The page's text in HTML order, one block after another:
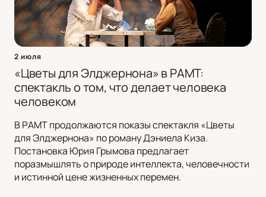
2 июля
«Цветы для Элджернона» в РАМТ:
спектакль о том, что делает человека
человеком
В РАМТ продолжаются показы спектакля «Цветы
для Элджернона» по роману Дэниела Киза.
Постановка Юрия Грымова предлагает
поразмышлять о природе интеллекта, человечности
и истинной цене жизненных перемен.